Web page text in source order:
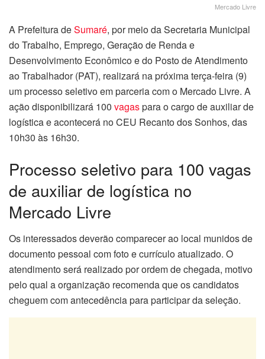
Mercado Livre
A Prefeitura deSumaré, por meio da Secretaria Municipal
do Trabalho, Emprego, Geração de Renda e
Desenvolvimento Econômico e do Posto de Atendimento
ao Trabalhador (PAT), realizará na próxima terça-feira (9)
um processo seletivo em parceria com o Mercado Livre. A
ação disponibilizará 100 vagaspara o cargo de auxiliar de
logística e acontecerá no CEU Recanto dos Sonhos, das
10h30 às 16h30.
Processo seletivo para 100 vagas
de auxiliar de logística no
Mercado Livre
Os interessados deverão comparecer ao local munidos de
documento pessoal com foto e currículo atualizado. O
atendimento será realizado por ordem de chegada, motivo
pelo qual a organização recomenda que os candidatos
cheguem com antecedência para participar da seleção.